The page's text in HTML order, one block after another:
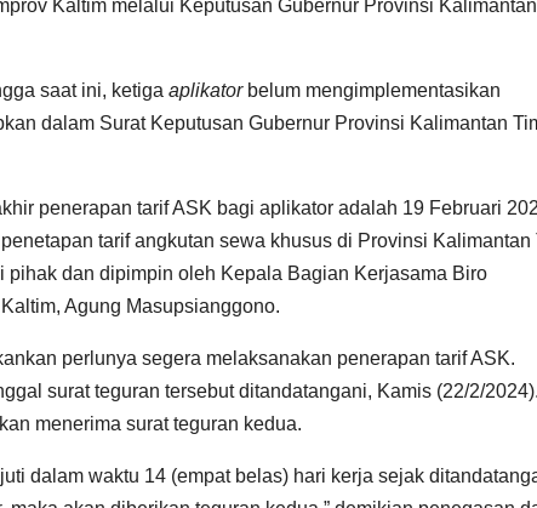
Kaltim melalui Keputusan Gubernur Provinsi Kalimantan
saat ini, ketiga aplikatorbelum mengimplementasikan
dalam Surat Keputusan Gubernur Provinsi Kalimantan
penerapan tarif ASK bagi aplikator adalah 19 Februari
tarif angkutan sewa khusus di Provinsi Kalimantan
dan dipimpin oleh Kepala Bagian Kerjasama Biro
Agung Masupsianggono.
perlunya segera melaksanakan penerapan tarif ASK.
surat teguran tersebut ditandatangani, Kamis (22/2/
menerima surat teguran kedua.
dalam waktu 14 (empat belas) hari kerja sejak